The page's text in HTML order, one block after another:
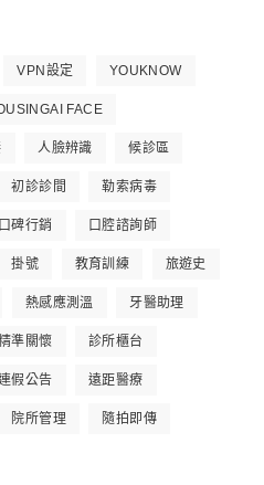
VPN設定 YOUKNOW
FACE
人臉辨識 候診區
初診診間 勒索病毒
口碑行銷 口腔諮詢師
掛號 教育訓練 旅遊史
熱感應測溫 牙醫助理
準關懷 診所櫃台
假公告 遠距醫療
院所管理 隨拍即傳